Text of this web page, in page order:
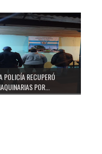
POLICÍA RECUPERÓ
POR...